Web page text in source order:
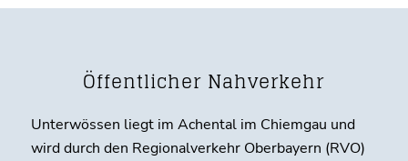
Öffentlicher Nahverkehr
Unterwössen liegt im Achental im Chiemgau und
wird durch den Regionalverkehr Oberbayern (RVO)